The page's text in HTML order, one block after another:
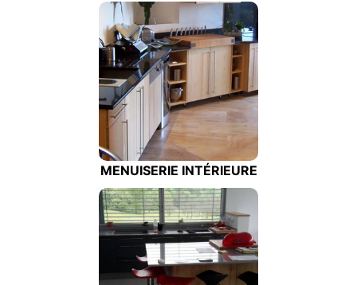
MENUISERIE INTÉRIEURE